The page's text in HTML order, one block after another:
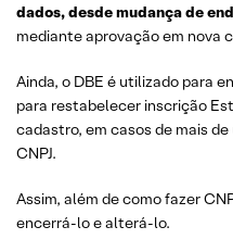
dados, desde mudança de
mediante aprovação em nova
Ainda, o DBE é utilizado para
para restabelecer inscrição
cadastro, em casos de mais
CNPJ.
Assim, além de como fazer
encerrá-lo e alterá-lo.